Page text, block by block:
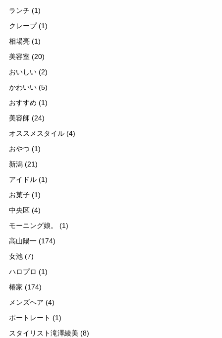
ランチ (1)
クレープ(1)
相場亮 (1)
美容室 (20)
おいしい (2)
かわいい (5)
おすすめ (1)
美容師 (24)
オススメスタイル (4)
おやつ (1)
新潟 (21)
アイドル (1)
お菓子 (1)
中央区 (4)
モーニング娘。 (1)
高山陽一 (174)
女池 (7)
ハロプロ (1)
椿家 (174)
メンズヘア (4)
ポートレート (1)
スタイリスト滝澤綾美 (8)